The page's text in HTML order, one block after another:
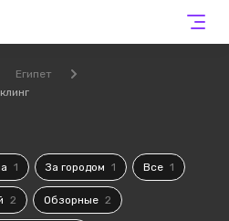
Египет
1 За городом 1 Все 1
2 Обзорные 2